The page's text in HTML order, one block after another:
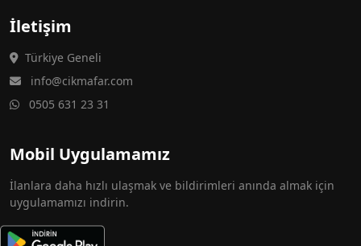
İletişim
Türkiye Geneli
info@cikmafar.com
0505 631 23 31
Mobil Uygulamamız
İlanlara daha hızlı ulaşmak ve bildirimleri anında almak için
uygulamamızı indirin.